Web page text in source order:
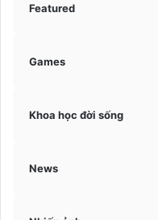
Featured
Games
Khoa học đời sống
News